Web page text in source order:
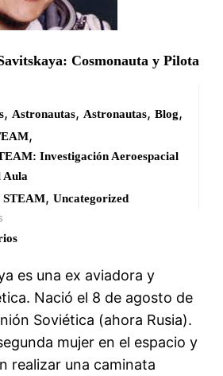
Cosmonauta y Pilota
, Astronautas, Astronautas, Blog,
,
Investigación Aeroespacial
Aula
STEAM, Uncategorized
es una ex aviadora y
Nació el 8 de agosto de
Soviética (ahora Rusia).
mujer en el espacio y
realizar una caminata